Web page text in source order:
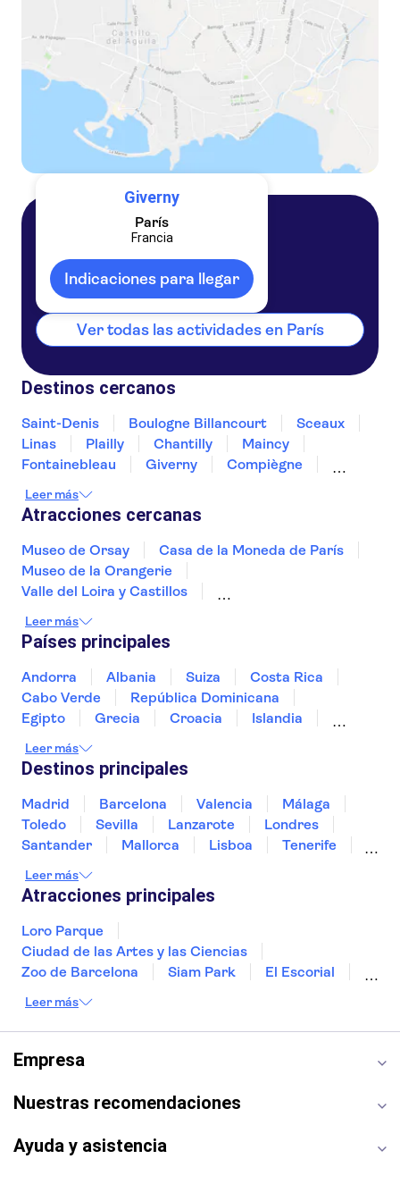
Giverny
París
Francia
Indicaciones para llegar
París
Francia
Ver todas las actividades en París
Destinos cercanos
Saint-Denis Boulogne Billancourt
Sceaux
Linas
Plailly Chantilly
Maincy
Fontainebleau
Giverny
Compiègne
Leer más
Atracciones cercanas
Museo de Orsay
Casa de la Moneda de París
Museo de la Orangerie
Valle del Loira y Castillos
La Santa Capilla y la Conciergerie
Monte Saint-Michel
La Torre Eiffel
Cité du Vin
Castillo de Chenonceau
Nîmes Amphitheatre
Musée de la Romanité
Puente de Aviñón
Leer más
Países principales
Andorra Albania Suiza
Costa Rica
Cabo Verde
República Dominicana
Egipto
Grecia Croacia
Islandia
México
Noruega
Túnez
Turquía
Leer más
Destinos principales
Madrid Barcelona Valencia
Málaga
Toledo
Sevilla Lanzarote
Londres
Santander
Mallorca Lisboa
Tenerife
Bilbao
Menorca Granada
Alicante
Leer más
Atracciones principales
Loro Parque
Ciudad de las Artes y las Ciencias
Zoo de Barcelona
Siam Park
El Escorial
Cueva de Nerja
Capilla Sixtina
Montserrat
Museo del Louvre
Casa Batlló
Estadio Santiago Bernabéu
Alhambra
Leer más
Empresa
Nuestras recomendaciones
Ayuda y asistencia